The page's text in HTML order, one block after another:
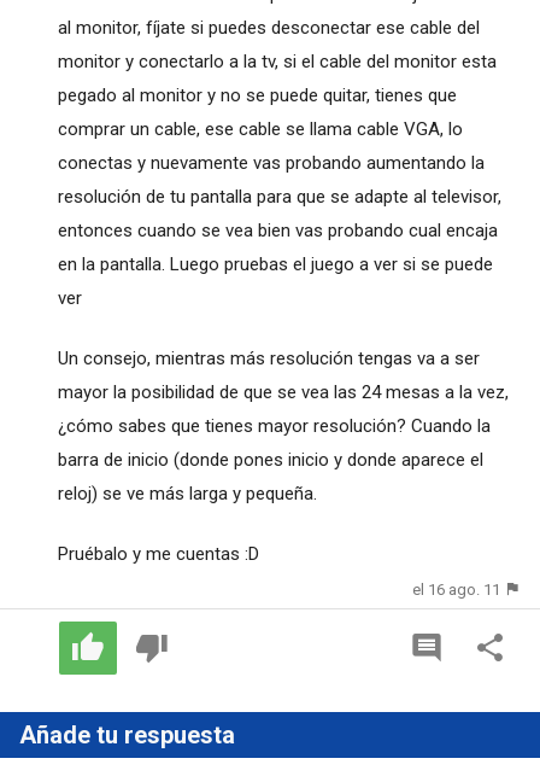
al monitor, fíjate si puedes desconectar ese cable del
monitor y conectarlo a la tv, si el cable del monitor esta
pegado al monitor y no se puede quitar, tienes que
comprar un cable, ese cable se llama cable VGA, lo
conectas y nuevamente vas probando aumentando la
resolución de tu pantalla para que se adapte al televisor,
entonces cuando se vea bien vas probando cual encaja
en la pantalla. Luego pruebas el juego a ver si se puede
ver
Un consejo, mientras más resolución tengas va a ser
mayor la posibilidad de que se vea las 24 mesas a la vez,
¿cómo sabes que tienes mayor resolución? Cuando la
barra de inicio (donde pones inicio y donde aparece el
reloj) se ve más larga y pequeña.
Pruébalo y me cuentas :D
el 16 ago. 11
Añade tu respuesta